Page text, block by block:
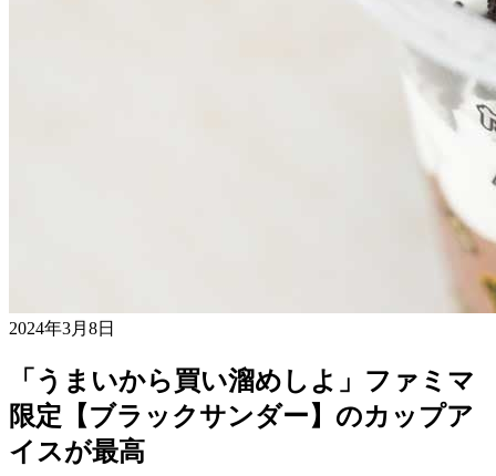
2024年3月8日
「うまいから買い溜めしよ」ファミマ
限定【ブラックサンダー】のカップア
イスが最高